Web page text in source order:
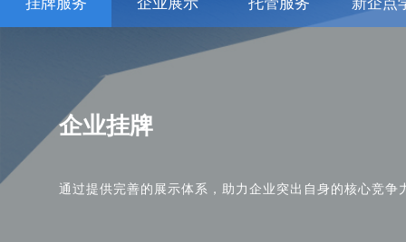
企业挂牌
通过提供完善的展示体系，助力企业突出自身的核心竞争